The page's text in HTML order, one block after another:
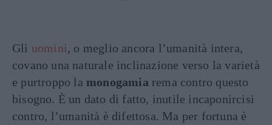
Gli uomini, o meglio ancora l’umanità intera,
covano una naturale inclinazione verso la varietà
e purtroppo la monogamia rema contro questo
bisogno. È un dato di fatto, inutile incaponircisi
contro, l’umanità è difettosa. Ma per fortuna è